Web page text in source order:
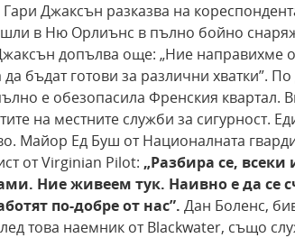
Джаксън разказва на
в Ню Орлиънс в пълно бойно
допълва още: „Ние направихме
бъдат готови за различни хватки”.
е обезопасила Френския квартал.
на местните служби за сигурност.
Майор Ед Буш от Националната
от Virginian Pilot: „Разбира се, всеки
Ние живеем тук. Наивно е да се
по-добре от нас”. Дан Боленс,
това наемник от Blackwater, също